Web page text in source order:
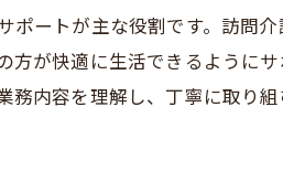
徴
ートが主な役割です。訪問
が快適に生活できるように
内容を理解し、丁寧に取り組